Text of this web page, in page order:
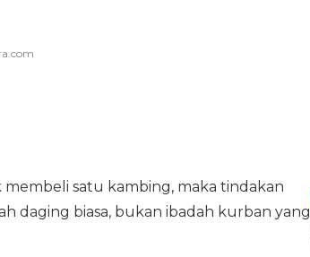
satu kambing, maka tindakan
daging biasa, bukan ibadah kurban yang